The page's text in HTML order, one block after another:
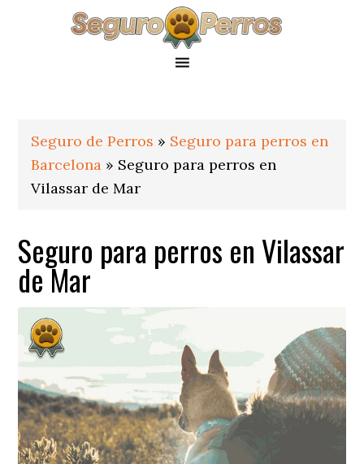
Seguro de Perros » Seguro para perros en
Barcelona » Seguro para perros en
Vilassar de Mar
Seguro para perros en Vilassar
de Mar